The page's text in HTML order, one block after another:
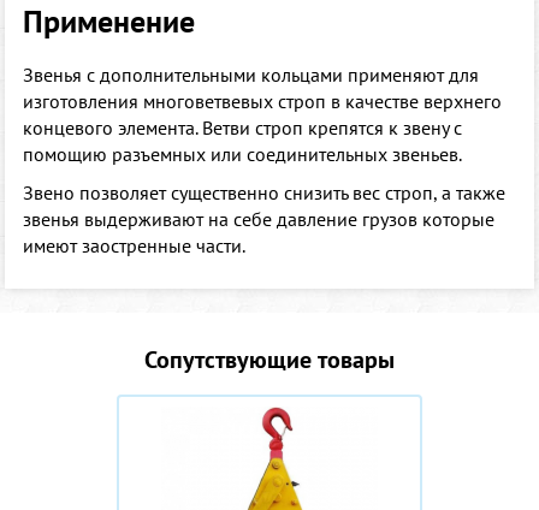
Применение
Звенья с дополнительными кольцами применяют для
изготовления многоветвевых строп в качестве верхнего
концевого элемента. Ветви строп крепятся к звену с
помощию разъемных или соединительных звеньев.
Звено позволяет существенно снизить вес строп, а также
звенья выдерживают на себе давление грузов которые
имеют заостренные части.
Сопутствующие товары